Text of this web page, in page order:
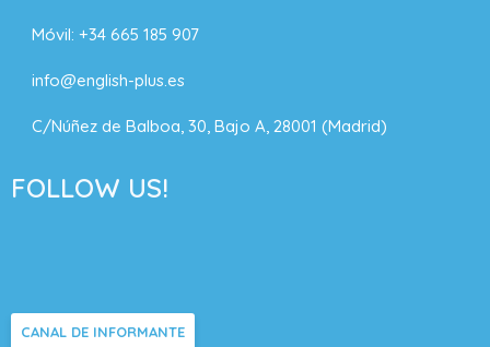
Móvil: +34 665 185 907
info@english-plus.es
C/Núñez de Balboa, 30, Bajo A, 28001 (Madrid)
FOLLOW US!
CANAL DE INFORMANTE